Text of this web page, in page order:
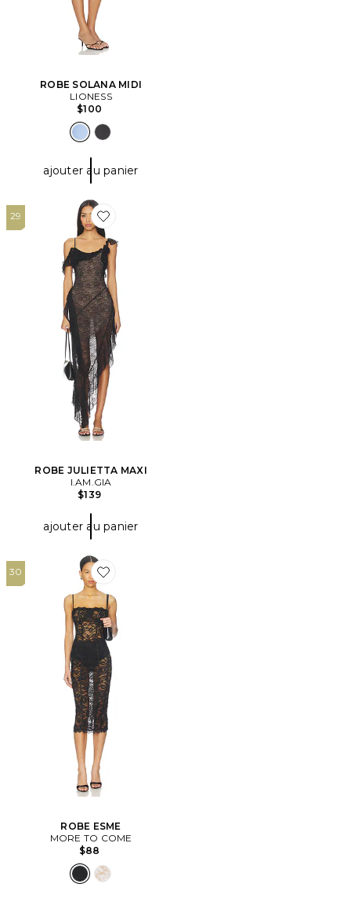
ROBE SOLANA MIDI
LIONESS
$100
ajouter au panier
29
Favorite ROBE JULIETTA MAXI
ROBE JULIETTA MAXI
I.AM.GIA
$139
ajouter au panier
30
Favorite ROBE ESME
ROBE ESME
MORE TO COME
$88